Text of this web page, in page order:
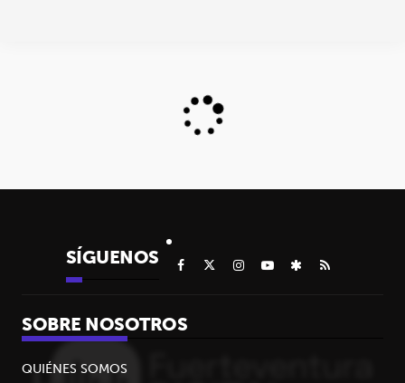
SÍGUENOS
SOBRE NOSOTROS
QUIÉNES SOMOS